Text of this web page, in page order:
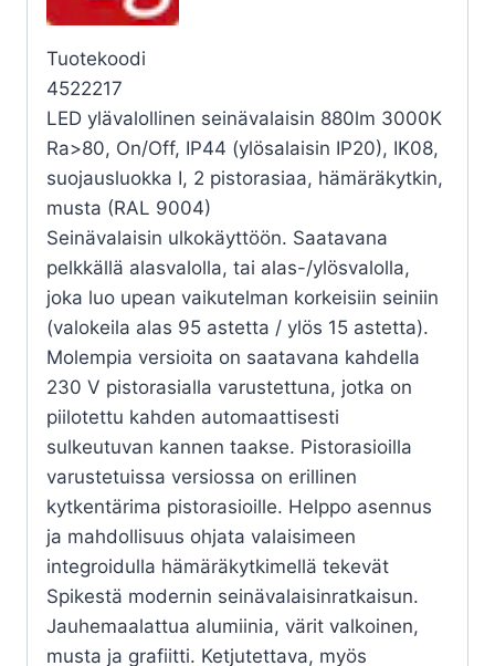
Tuotekoodi
4522217
LED ylävalollinen seinävalaisin 880lm 3000K
Ra>80, On/Off, IP44 (ylösalaisin IP20), IK08,
suojausluokka I, 2 pistorasiaa, hämäräkytkin,
musta (RAL 9004)
Seinävalaisin ulkokäyttöön. Saatavana
pelkkällä alasvalolla, tai alas-/ylösvalolla,
joka luo upean vaikutelman korkeisiin seiniin
(valokeila alas 95 astetta / ylös 15 astetta).
Molempia versioita on saatavana kahdella
230 V pistorasialla varustettuna, jotka on
piilotettu kahden automaattisesti
sulkeutuvan kannen taakse. Pistorasioilla
varustetuissa versiossa on erillinen
kytkentärima pistorasioille. Helppo asennus
ja mahdollisuus ohjata valaisimeen
integroidulla hämäräkytkimellä tekevät
Spikestä modernin seinävalaisinratkaisun.
Jauhemaalattua alumiinia, värit valkoinen,
musta ja grafiitti. Ketjutettava, myös